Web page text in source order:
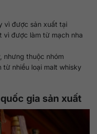
vì được sản xuất tại
vì được làm từ mạch nha
nhưng thuộc nhóm
nhiều loại malt whisky
gia sản xuất